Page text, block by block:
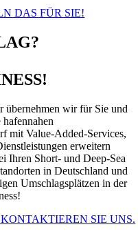
DAS FÜR SIE!
übernehmen wir für Sie und
mit Value-Added-Services,
erweitern
Ihren Short- und Deep-Sea
in Deutschland und
Umschlagsplätzen in der
SIE UNS.